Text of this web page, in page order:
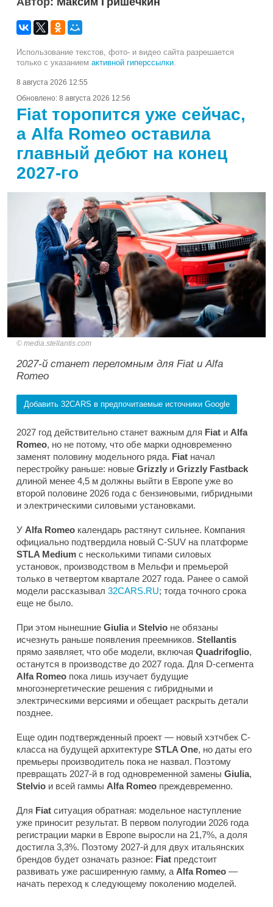
Использование текстов, фото- и видео сайта разрешается
только с указанием активной гиперссылки
8 августа 2026 12:55
Обновлено: 8 августа 2026 12:56
Fiat торопится уже сейчас,
а Alfa Romeo оставила
главный дебют на конец
2027-го
media.stellantis.com
2027-й станет переломным для Fiat и Alfa
Romeo
Добавить 32CARS в предпочитаемые источники Google
2027 год действительно станет важным для Fiat и Alfa
Romeo, но не потому, что обе марки одновременно
заменят половину модельного ряда. Fiat начал
перестройку раньше: новые Grizzly и Grizzly Fastback
длиной менее 4,5 м должны выйти в Европе уже во
второй половине 2026 года с бензиновыми, гибридными
и электрическими силовыми установками.
У Alfa Romeo календарь растянут сильнее. Компания
официально подтвердила новый C-SUV на платформе
STLA Medium с несколькими типами силовых
установок, производством в Мельфи и премьерой
только в четвертом квартале 2027 года. Ранее о самой
модели рассказывал 32CARS.RU; тогда точного срока
еще не было.
При этом нынешние Giuliaи Stelvio не обязаны
исчезнуть раньше появления преемников. Stellantis
прямо заявляет, что обе модели, включая Quadrifoglio,
останутся в производстве до 2027 года. Для D-сегмента
Alfa Romeo пока лишь изучает будущие
многоэнергетические решения с гибридными и
электрическими версиями и обещает раскрыть детали
позднее.
Еще один подтвержденный проект — новый хэтчбек C-
класса на будущей архитектуре STLA One, но даты его
премьеры производитель пока не назвал. Поэтому
превращать 2027-й в год одновременной замены Giulia,
Stelvio и всей гаммы Alfa Romeo преждевременно.
Для Fiat ситуация обратная: модельное наступление
уже приносит результат. В первом полугодии 2026 года
регистрации марки в Европе выросли на 21,7%, а доля
достигла 3,3%. Поэтому 2027-й для двух итальянских
брендов будет означать разное: Fiat предстоит
развивать уже расширенную гамму, а Alfa Romeo —
начать переход к следующему поколению моделей.